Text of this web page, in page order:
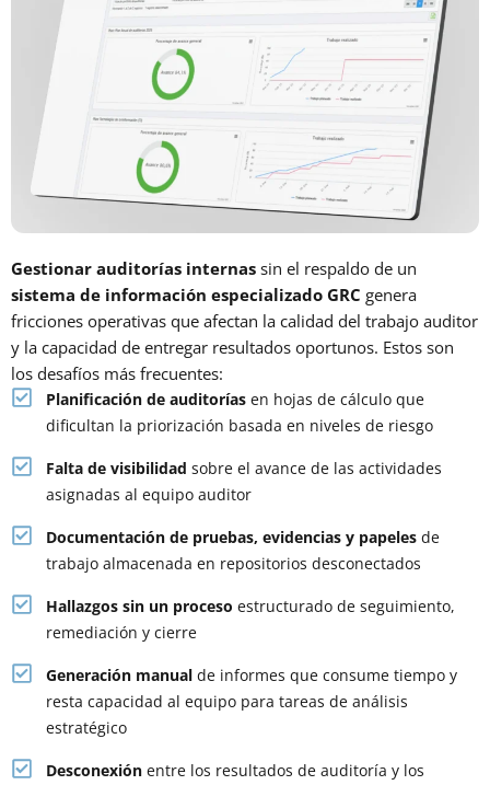
Gestionar auditorías internas sin el respaldo de un
sistema de información especializado GRC genera
fricciones operativas que afectan la calidad del trabajo auditor
y la capacidad de entregar resultados oportunos. Estos son
los desafíos más frecuentes:
Planificación de auditorías en hojas de cálculo que
dificultan la priorización basada en niveles de riesgo
Falta de visibilidad sobre el avance de las actividades
asignadas al equipo auditor
Documentación de pruebas, evidencias y papeles de
trabajo almacenada en repositorios desconectados
Hallazgos sin un proceso estructurado de seguimiento,
remediación y cierre
Generación manual de informes que consume tiempo y
resta capacidad al equipo para tareas de análisis
estratégico
Desconexión entre los resultados de auditoría y los